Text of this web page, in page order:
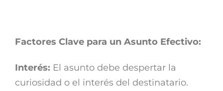
Factores Clave para un Asunto Efectivo:
Interés: El asunto debe despertar la
curiosidad o el interés del destinatario.